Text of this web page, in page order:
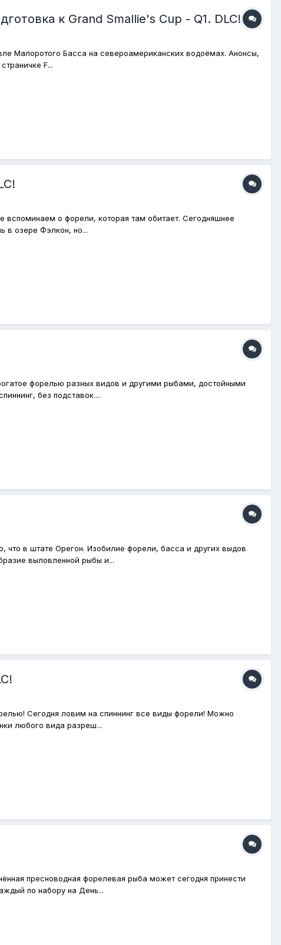
к Grand Smallie's Cup - Q1. DLC!
Малоротого Басса на североамериканских водоёмах. Анонсы,
F...
о форели, которая там обитает. Сегодняшнее
в озере Фэлкон, но...
форелью разных видов и другими рыбами, достойными
без подставок....
в штате Орегон. Изобилие форели, басса и других выдов
выловленной рыбы и...
Сегодня ловим на спиннинг все виды форели! Можно
любого вида разреш...
пресноводная форелевая рыба может сегодня принести
по набору на День...